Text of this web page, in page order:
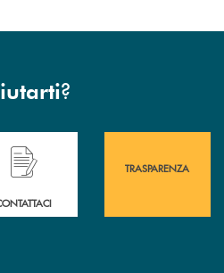
?
delle&nbsp; filiali&nbsp; di Banca
bisogno di assistenza immediata?
TRASPARENZA